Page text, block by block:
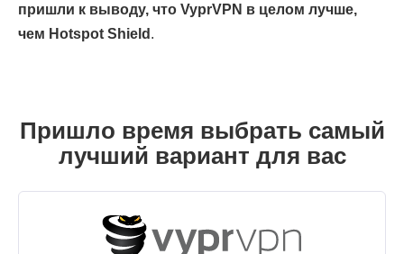
пришли к выводу, что VyprVPN в целом лучше,
чем Hotspot Shield .
Пришло время выбрать самый
лучший вариант для вас